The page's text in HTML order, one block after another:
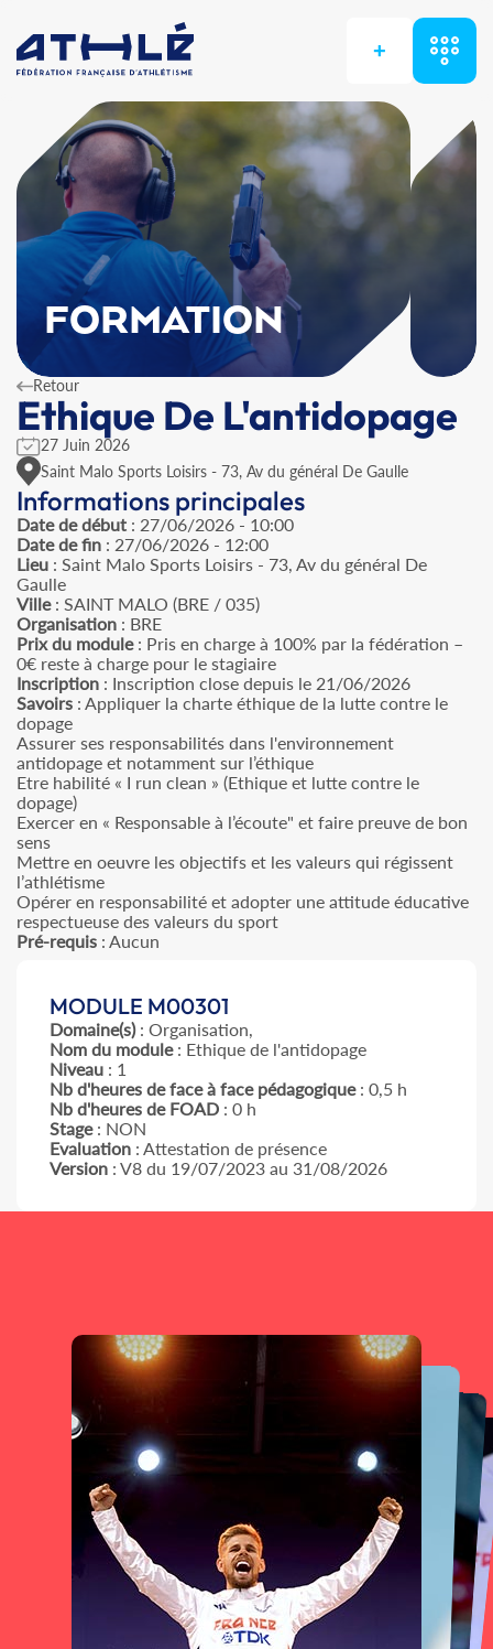
+
FORMATION
Retour
Ethique De L'antidopage
27 Juin 2026
Saint Malo Sports Loisirs - 73, Av du général De Gaulle
Informations principales
Date de début : 27/06/2026 - 10:00
Date de fin : 27/06/2026 - 12:00
Lieu : Saint Malo Sports Loisirs - 73, Av du général De
Gaulle
Ville: SAINT MALO (BRE / 035)
Organisation : BRE
Prix du module: Pris en charge à 100% par la fédération –
0€ reste à charge pour le stagiaire
Inscription : Inscription close depuis le 21/06/2026
Savoirs : Appliquer la charte éthique de la lutte contre le
dopage
Assurer ses responsabilités dans l'environnement
antidopage et notamment sur l’éthique
Etre habilité « I run clean » (Ethique et lutte contre le
dopage)
Exercer en « Responsable à l’écoute" et faire preuve de bon
sens
Mettre en oeuvre les objectifs et les valeurs qui régissent
l’athlétisme
Opérer en responsabilité et adopter une attitude éducative
respectueuse des valeurs du sport
Pré-requis : Aucun
MODULE M00301
Domaine(s): Organisation,
Nom du module: Ethique de l'antidopage
Niveau : 1
Nb d'heures de face à face pédagogique: 0,5 h
Nb d'heures de FOAD : 0 h
Stage: NON
Evaluation : Attestation de présence
Version : V8 du 19/07/2023 au 31/08/2026